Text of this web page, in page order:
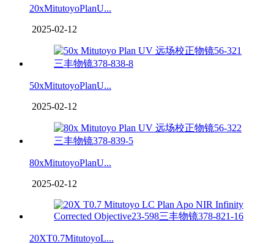
20xMitutoyoPlanU...
2025-02-12
50xMitutoyoPlanU...
2025-02-12
80xMitutoyoPlanU...
2025-02-12
20XT0.7MitutoyoL...